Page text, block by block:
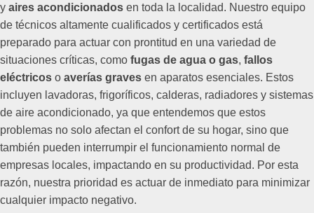
y aires acondicionados en toda la localidad. Nuestro equipo
de técnicos altamente cualificados y certificados está
preparado para actuar con prontitud en una variedad de
situaciones críticas, como fugas de agua o gas, fallos
eléctricos o averías graves en aparatos esenciales. Estos
incluyen lavadoras, frigoríficos, calderas, radiadores y sistemas
de aire acondicionado, ya que entendemos que estos
problemas no solo afectan el confort de su hogar, sino que
también pueden interrumpir el funcionamiento normal de
empresas locales, impactando en su productividad. Por esta
razón, nuestra prioridad es actuar de inmediato para minimizar
cualquier impacto negativo.